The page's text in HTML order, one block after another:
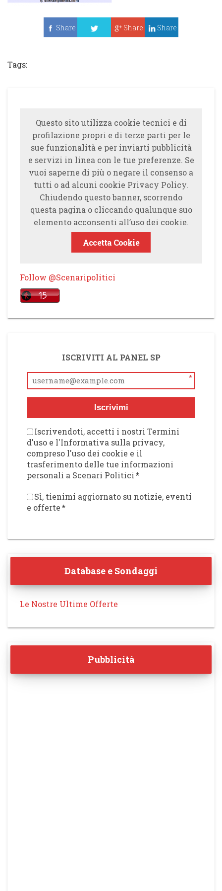
Share
Share Share
Tags:
Questo sito utilizza cookie tecnici e di
profilazione propri e di terze parti per le
sue funzionalità e per inviarti pubblicità
e servizi in linea con le tue preferenze. Se
vuoi saperne di più o negare il consenso a
tutti o ad alcuni cookie Privacy Policy.
Chiudendo questo banner, scorrendo
questa pagina o cliccando qualunque suo
elemento acconsenti all’uso dei cookie.
Accetta Cookie
Follow @Scenaripolitici
ISCRIVITI AL PANEL SP
*
Iscrivimi
Iscrivendoti, accetti i nostri Termini
d'uso e l'Informativa sulla privacy,
compreso l'uso dei cookie e il
trasferimento delle tue informazioni
personali a Scenari Politici*
Sì, tienimi aggiornato su notizie, eventi
e offerte*
Database e Sondaggi
Le Nostre Ultime Offerte
Pubblicità